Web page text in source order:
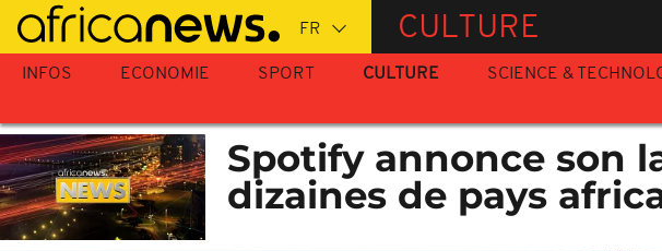
Passer
au
contenu
CULTURE
INFOS ECONOMIE SPORT CULTURE SCIENCE &
Spotify annonce son
dizaines de pays